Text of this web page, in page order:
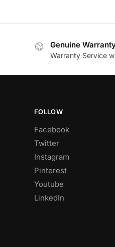
Genuine
Warranty Service
FOLLOW
Facebook
Twitter
Instagram
Pinterest
Youtube
LinkedIn